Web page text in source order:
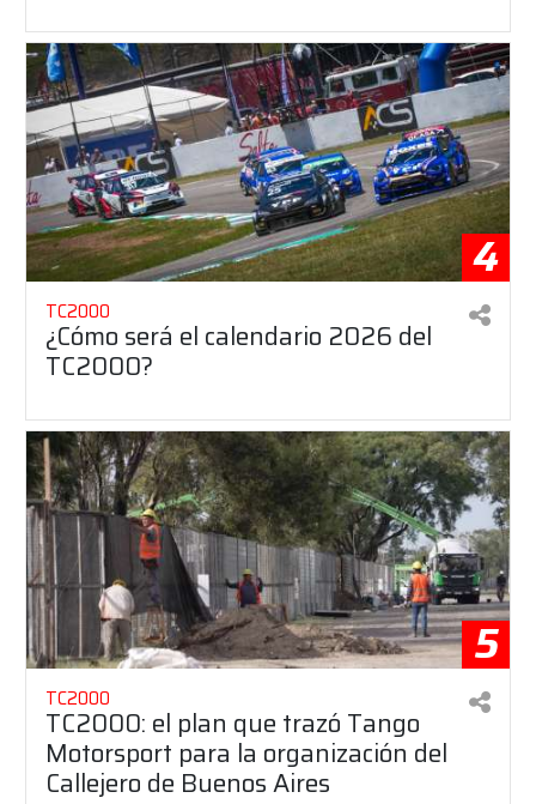
4
TC2000
¿Cómo será el calendario 2026 del
TC2000?
5
TC2000
TC2000: el plan que trazó Tango
Motorsport para la organización del
Callejero de Buenos Aires